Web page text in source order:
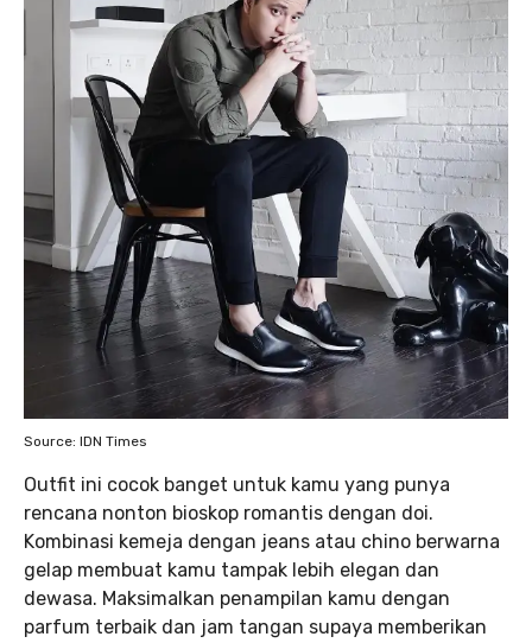
Source: IDN Times
Outfit ini cocok banget untuk kamu yang punya
rencana nonton bioskop romantis dengan doi.
Kombinasi kemeja dengan jeans atau chino berwarna
gelap membuat kamu tampak lebih elegan dan
dewasa. Maksimalkan penampilan kamu dengan
parfum terbaik dan jam tangan supaya memberikan